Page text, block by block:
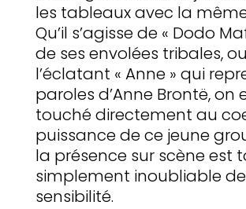
les tableaux avec la
Qu’il s’agisse de « Dodo
de ses envolées tribales,
l’éclatant « Anne » qui
paroles d’Anne Brontë, on
touché directement au
puissance de ce jeune
la présence sur scène est
simplement inoubliable de
sensibilité.